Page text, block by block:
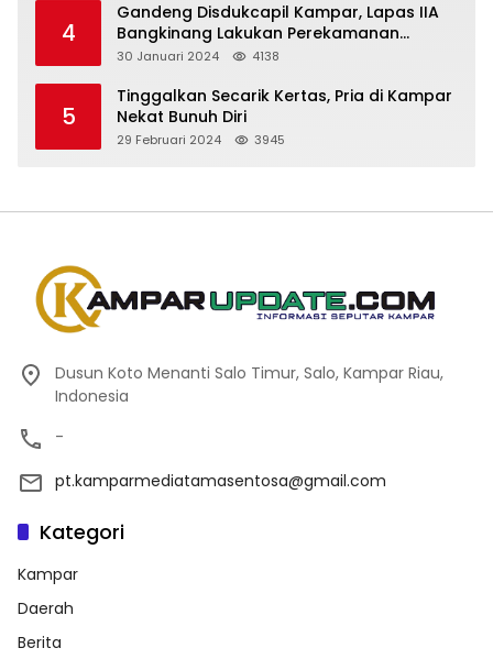
4
Gandeng Disdukcapil Kampar, Lapas IIA
Bangkinang Lakukan Perekamanan
Kependudukan WBP
30 Januari 2024 4138
5
Tinggalkan Secarik Kertas, Pria di Kampar
Nekat Bunuh Diri
29 Februari 2024 3945
Dusun Koto Menanti Salo Timur, Salo, Kampar Riau,
Indonesia
-
pt.kamparmediatamasentosa@gmail.com
Kategori
Kampar
Daerah
Berita